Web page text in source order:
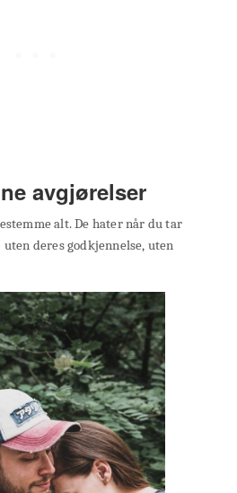
avgjørelser
alt. De hater når du tar
deres godkjennelse, uten